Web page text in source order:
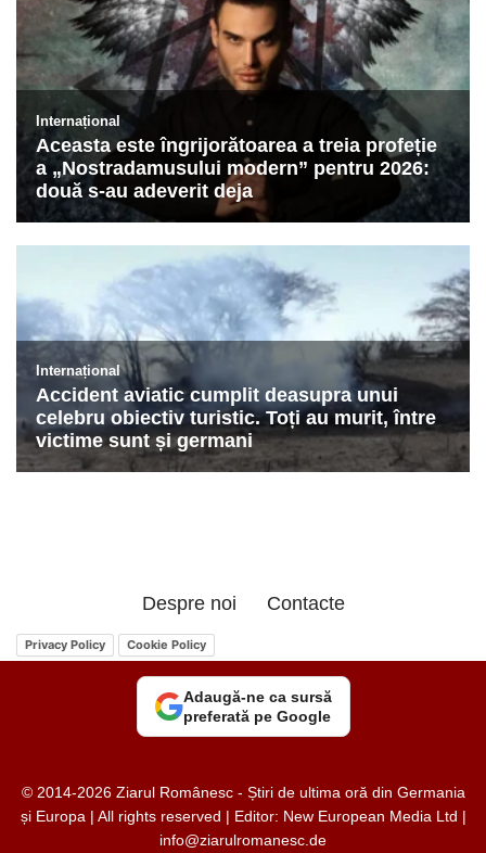
Despre noi Contacte
Privacy Policy Cookie Policy
Adaugă-ne ca sursă
preferată pe Google
© 2014-2026 Ziarul Românesc - Știri de ultima oră din Germania
și Europa | All rights reserved | Editor: New European Media Ltd |
info@ziarulromanesc.de